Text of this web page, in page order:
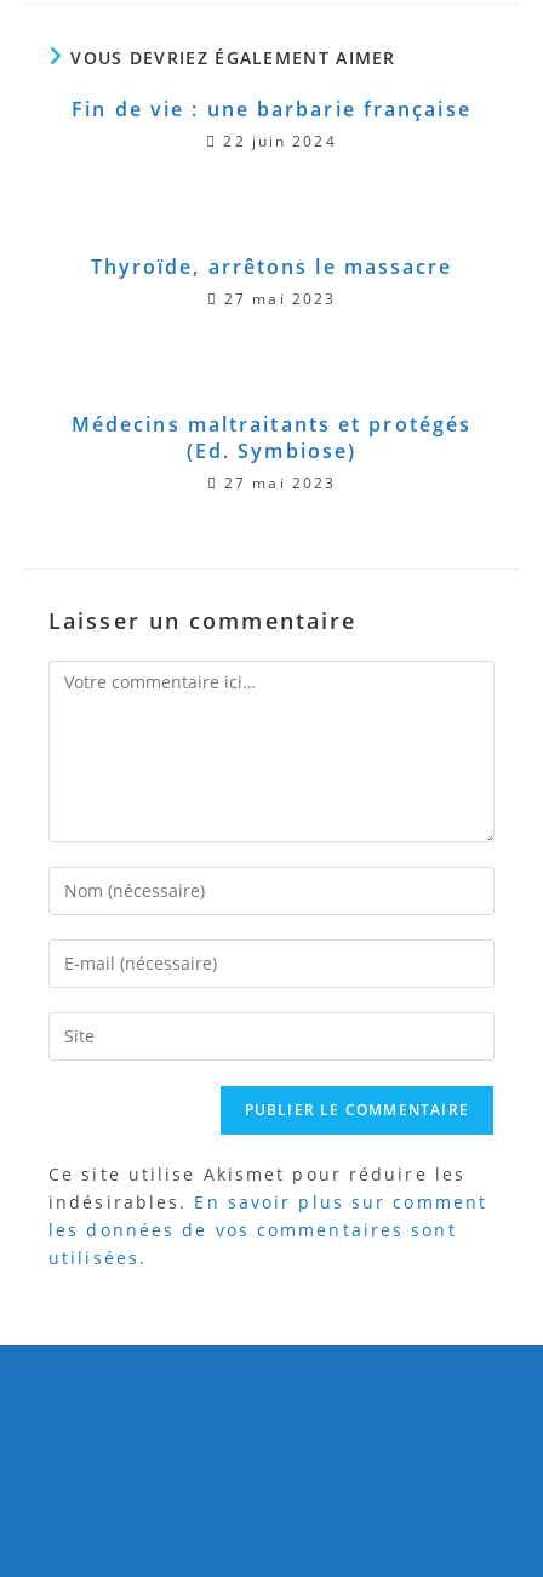
VOUS DEVRIEZ ÉGALEMENT AIMER
Fin de vie : une barbarie française
22 juin 2024
Thyroïde, arrêtons le massacre
27 mai 2023
Médecins maltraitants et protégés
(Ed. Symbiose)
27 mai 2023
Laisser un commentaire
Ce site utilise Akismet pour réduire les
indésirables. En savoir plus sur comment
les données de vos commentaires sont
utilisées .